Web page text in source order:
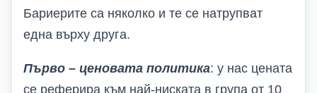
Бариерите са няколко и те се натрупват
една върху друга.
Първо – ценовата политика: у нас цената
се реферира към най-ниската в група от 10